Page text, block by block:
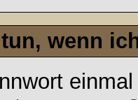
wenn